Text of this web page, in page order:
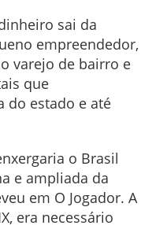
sai da
empreendedor,
varejo de bairro e
que
do estado e até
o Brasil
e ampliada da
em O Jogador. A
era necessário